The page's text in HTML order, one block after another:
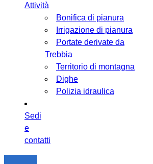
Attività
Bonifica di pianura
Irrigazione di pianura
Portate derivate da
Trebbia
Territorio di montagna
Dighe
Polizia idraulica
Sedi
e
contatti